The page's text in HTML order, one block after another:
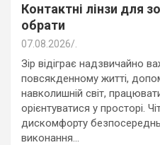
Контактні лінзи для
обрати
07.08.2026
Зір відіграє надзвичайно
повсякденному житті,
навколишній світ,
орієнтуватися у просторі.
дискомфорту
виконання…